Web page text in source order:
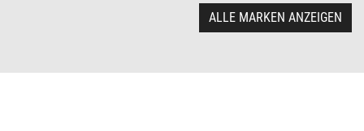
ALLE MARKEN ANZEIGEN